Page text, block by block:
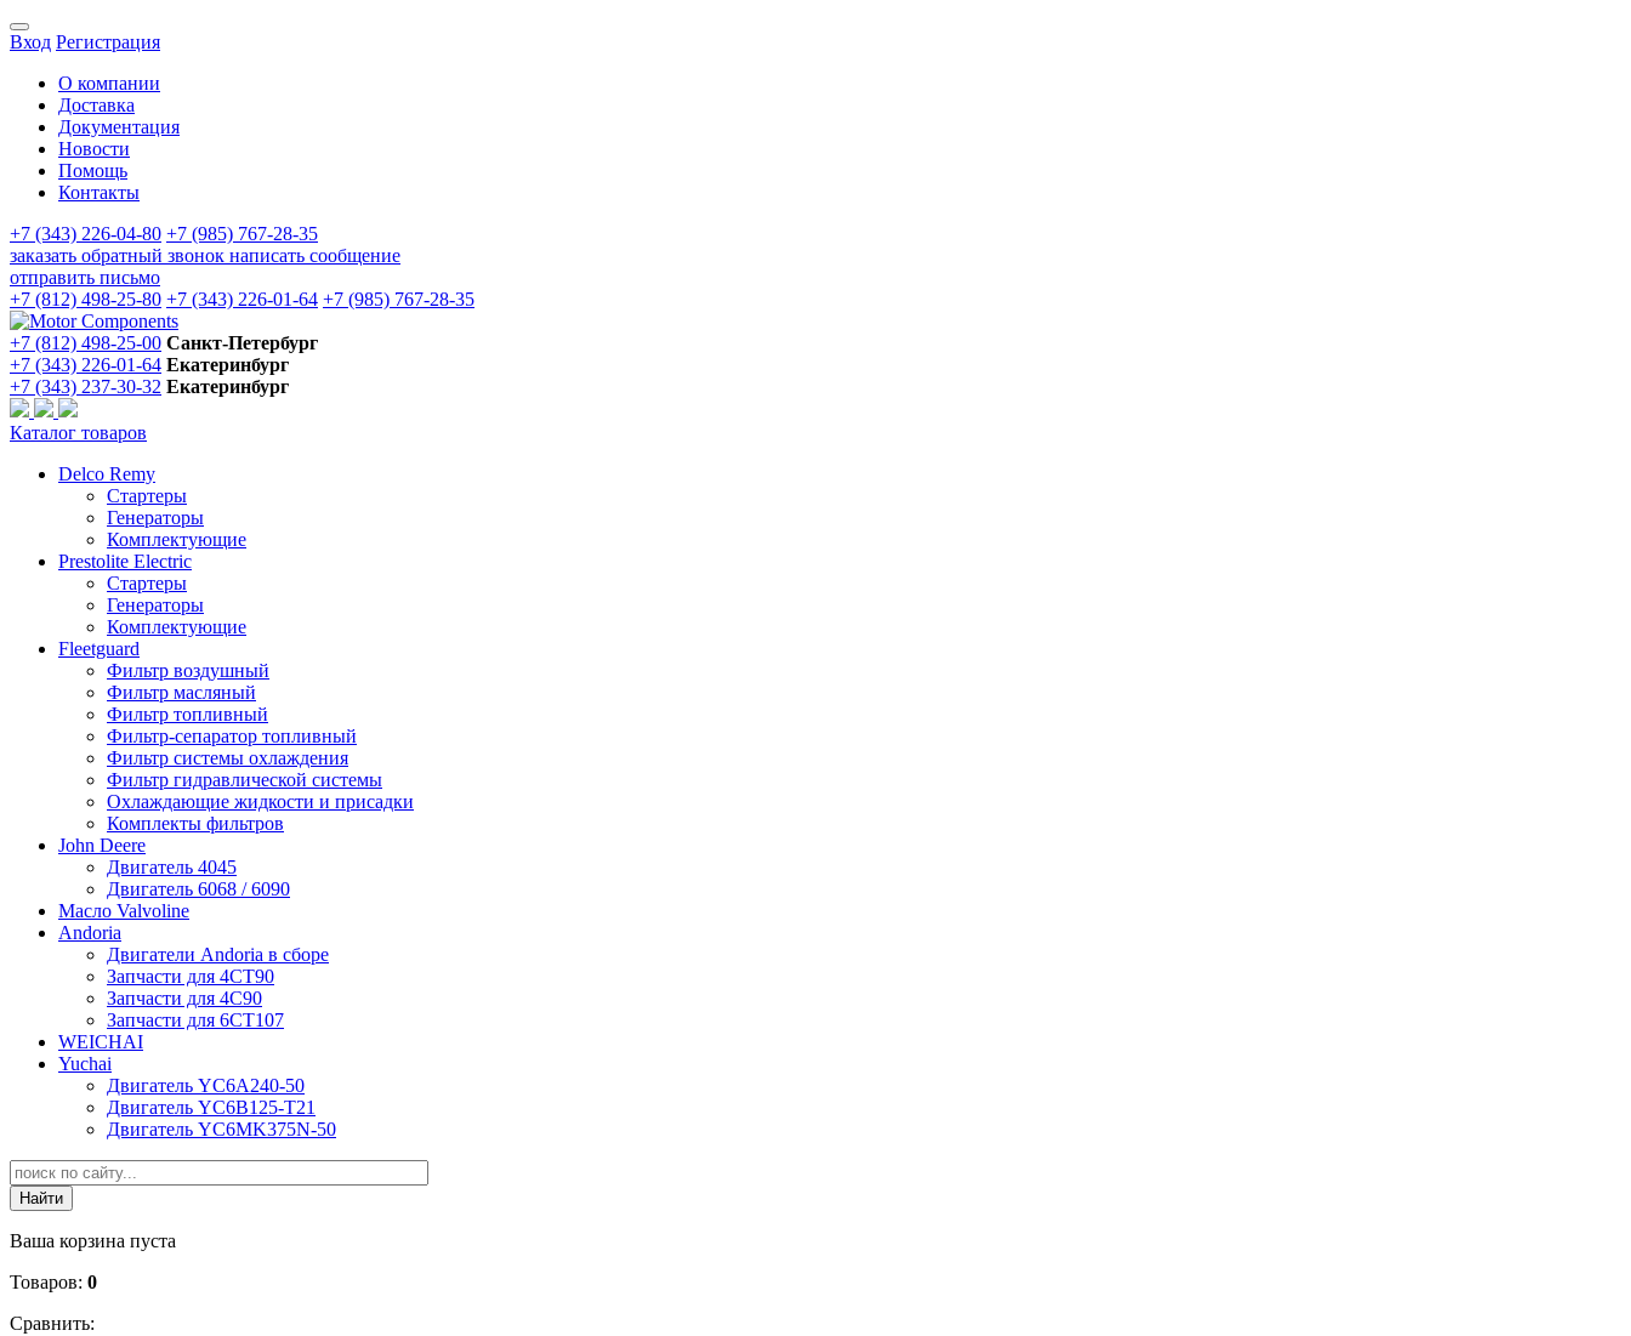
Вход Регистрация
О компании
Доставка
Документация
Новости
Помощь
Контакты
+7 (343) 226-04-80 +7 (985) 767-28-35
заказать обратный звонок написать сообщение
отправить письмо
+7 (812) 498-25-80 +7 (343) 226-01-64 +7 (985) 767-28-35
+7 (812) 498-25-00 Санкт-Петербург
+7 (343) 226-01-64 Екатеринбург
+7 (343) 237-30-32 Екатеринбург
Каталог товаров
Delco Remy
Стартеры
Генераторы
Комплектующие
Prestolite Electric
Стартеры
Генераторы
Комплектующие
Fleetguard
Фильтр воздушный
Фильтр масляный
Фильтр топливный
Фильтр-сепаратор топливный
Фильтр системы охлаждения
Фильтр гидравлической системы
Охлаждающие жидкости и присадки
Комплекты фильтров
John Deere
Двигатель 4045
Двигатель 6068 / 6090
Масло Valvoline
Andoria
Двигатели Andoria в сборе
Запчасти для 4CT90
Запчасти для 4С90
Запчасти для 6CT107
WEICHAI
Yuchai
Двигатель YC6A240-50
Двигатель YC6B125-T21
Двигатель YC6MK375N-50
Ваша корзина пуста
Товаров: 0
Сравнить: